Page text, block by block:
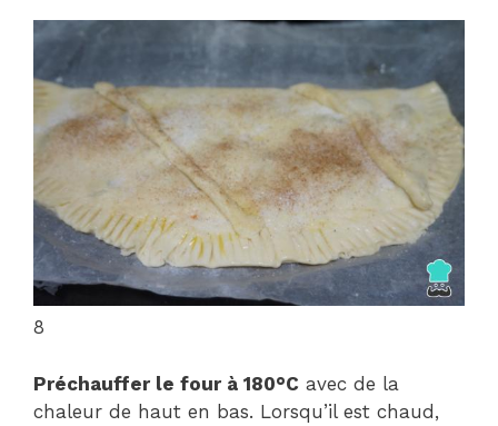
8
Préchauffer le four à 180°C avec de la
chaleur de haut en bas. Lorsqu’il est chaud,